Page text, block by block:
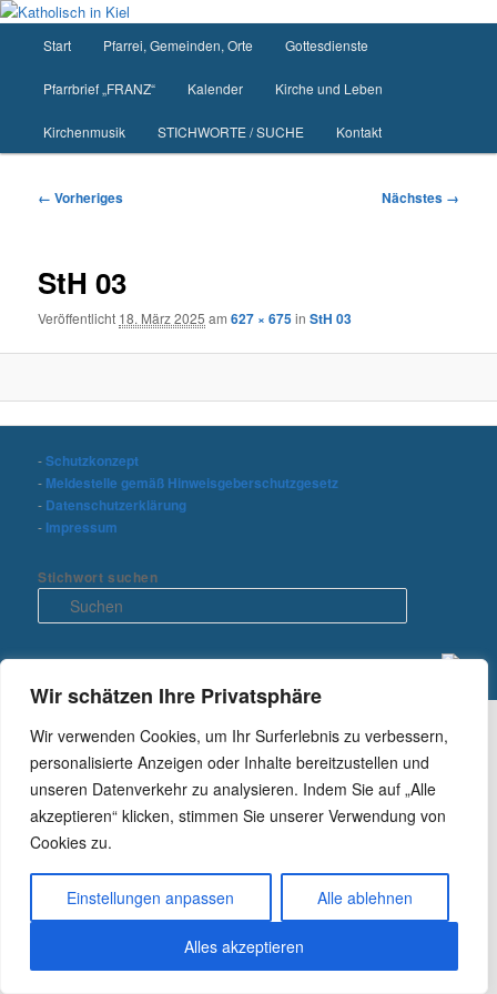
Wir schätzen Ihre Privatsphäre
Wir verwenden Cookies, um Ihr Surferlebnis zu verbessern,
personalisierte Anzeigen oder Inhalte bereitzustellen und
unseren Datenverkehr zu analysieren. Indem Sie auf „Alle
akzeptieren“ klicken, stimmen Sie unserer Verwendung von
Cookies zu.
Einstellungen anpassen Alle ablehnen
Alles akzeptieren
Zum
springen
Start Pfarrei, Gemeinden, Orte Gottesdienste
Pfarrbrief „FRANZ“ Kalender Kirche und Leben
Kirchenmusik STICHWORTE / SUCHE Kontakt
Bilder-
← Vorheriges Nächstes →
StH 03
Veröffentlicht 18. März 2025 am627 × 675inStH 03
-Schutzkonzept
- Meldestelle gemäß Hinweisgeberschutzgesetz
- Datenschutzerklärung
- Impressum
Stichwort suchen
u
h
n